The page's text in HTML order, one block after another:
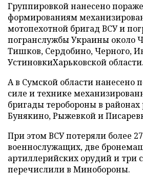
Группировкой нанесено
формированиям
мотопехотной бригад ВСУ и
погранслужбы Украины около
Тишков, Сердобино, Черного,
УстиновкиХарьковской области.
А в Сумской области нанесено
силе и технике
бригады теробороны в районах
Бунякино, Рыжевкой и
При этом ВСУ потеряли более
военнослужащих, две
артиллерийских орудий и три
перечислили в Минобороны.